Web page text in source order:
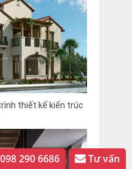
thiết kế kiến trúc
098 290 6686 Tư vấn